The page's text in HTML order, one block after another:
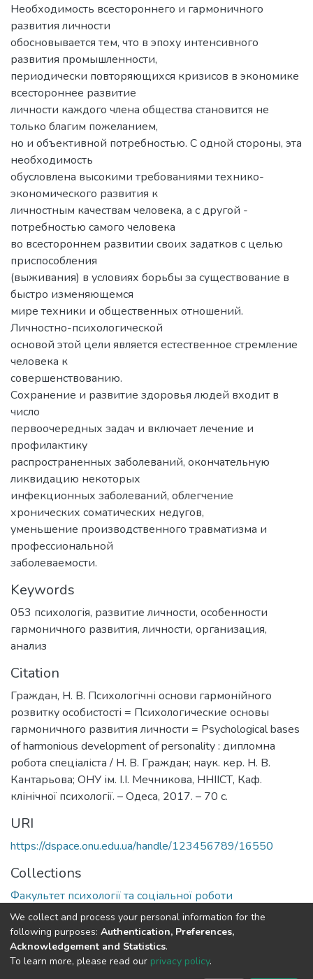
Необходимость всестороннего и гармоничного
развития личности
обосновывается тем, что в эпоху интенсивного
развития промышленности,
периодически повторяющихся кризисов в экономике
всестороннее развитие
личности каждого члена общества становится не
только благим пожеланием,
но и объективной потребностью. С одной стороны, эта
необходимость
обусловлена высокими требованиями технико-
экономического развития к
личностным качествам человека, а с другой -
потребностью самого человека
во всестороннем развитии своих задатков с целью
приспособления
(выживания) в условиях борьбы за существование в
быстро изменяющемся
мире техники и общественных отношений.
Личностно-психологической
основой этой цели является естественное стремление
человека к
совершенствованию.
Сохранение и развитие здоровья людей входит в
число
первоочередных задач и включает лечение и
профилактику
распространенных заболеваний, окончательную
ликвидацию некоторых
инфекционных заболеваний, облегчение
хронических соматических недугов,
уменьшение производственного травматизма и
профессиональной
заболеваемости.
Keywords
053 психологія, развитие личности, особенности
гармоничного развития, личности, организация,
анализ
Citation
Граждан, Н. В. Психологічні основи гармонійного
розвитку особистості = Психологические основы
гармоничного развития личности = Psychological bases
of harmonious development of personality : дипломна
робота спеціаліста / Н. В. Граждан; наук. кер. Н. В.
Кантарьова; ОНУ ім. І.І. Мечникова, ННІІСТ, Каф.
клінічної психології. – Одеса, 2017. – 70 с.
URI
https://dspace.onu.edu.ua/handle/123456789/16550
Collections
Факультет психології та соціальної роботи
Full item page
DSpace software copyright © 2009-2026
We collect and process your personal information for the
following purposes: Authentication, Preferences,
Acknowledgement and Statistics.
To learn more, please read our privacy policy.